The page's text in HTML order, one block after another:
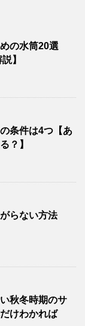
の水筒20選
】
条件は4つ【あ
？】
らない方法
秋冬時期のサ
けわかれば